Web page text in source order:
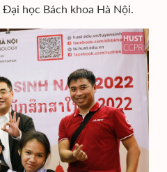
học Bách khoa Hà Nội.